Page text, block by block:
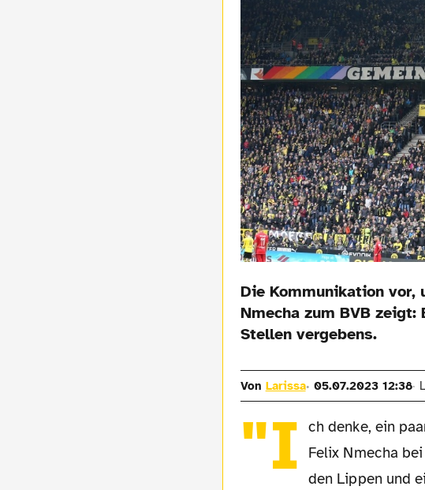
Die Kommunikation vor,
Nmecha zum BVB
Stellen vergebens.
Von Larissa 05.07.2023 12:38
"I ch denke, ein
Felix Nmecha
den Lippen und